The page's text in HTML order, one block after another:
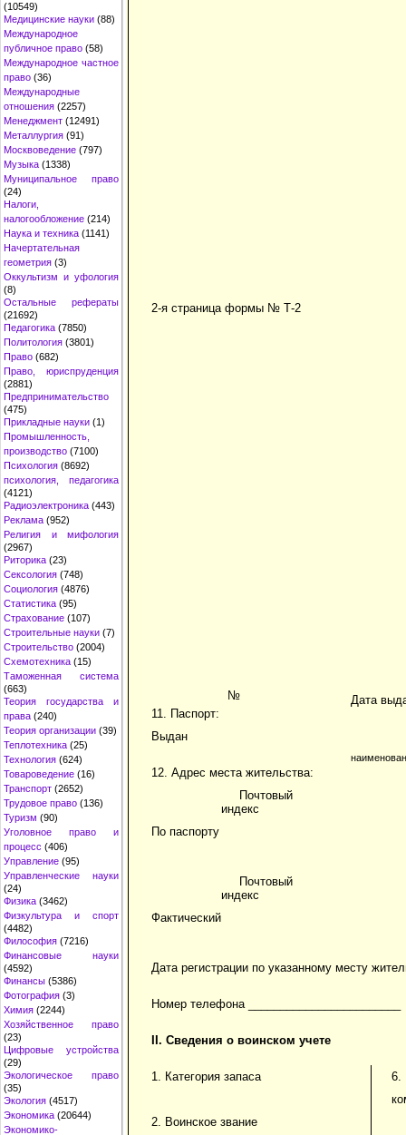
(10549)
Медицинские науки (88)
Международное
публичное право (58)
Международное частное
право (36)
Международные
отношения (2257)
Менеджмент (12491)
Металлургия (91)
Москвоведение (797)
Музыка (1338)
Муниципальное право
(24)
Налоги,
налогообложение (214)
Наука и техника (1141)
Начертательная
геометрия (3)
Оккультизм и уфология
(8)
Остальные рефераты
(21692)
Педагогика (7850)
Политология (3801)
Право (682)
Право, юриспруденция
(2881)
Предпринимательство
(475)
Прикладные науки (1)
Промышленность,
производство (7100)
Психология (8692)
психология, педагогика
(4121)
Радиоэлектроника (443)
Реклама (952)
Религия и мифология
(2967)
Риторика (23)
Сексология (748)
Социология (4876)
Статистика (95)
Страхование (107)
Строительные науки (7)
Строительство (2004)
Схемотехника (15)
Таможенная система
(663)
Теория государства и
права (240)
Теория организации (39)
Теплотехника (25)
Технология (624)
Товароведение (16)
Транспорт (2652)
Трудовое право (136)
Туризм (90)
Уголовное право и
процесс (406)
Управление (95)
Управленческие науки
(24)
Физика (3462)
Физкультура и спорт
(4482)
Философия (7216)
Финансовые науки
(4592)
Финансы (5386)
Фотография (3)
Химия (2244)
Хозяйственное право
(23)
Цифровые устройства
(29)
Экологическое право
(35)
Экология (4517)
Экономика (20644)
Экономико-
2-я страница формы № Т-2
11. Паспорт:
№ Дата
Выдан
12. Адрес места жительства:
Почтовый
индекс
По паспорту
Почтовый
индекс
Фактический
Дата регистрации по указанному месту
Номер телефона ________________________
II. Сведения о воинском учете
1. Категория запаса
6.
2. Воинское звание